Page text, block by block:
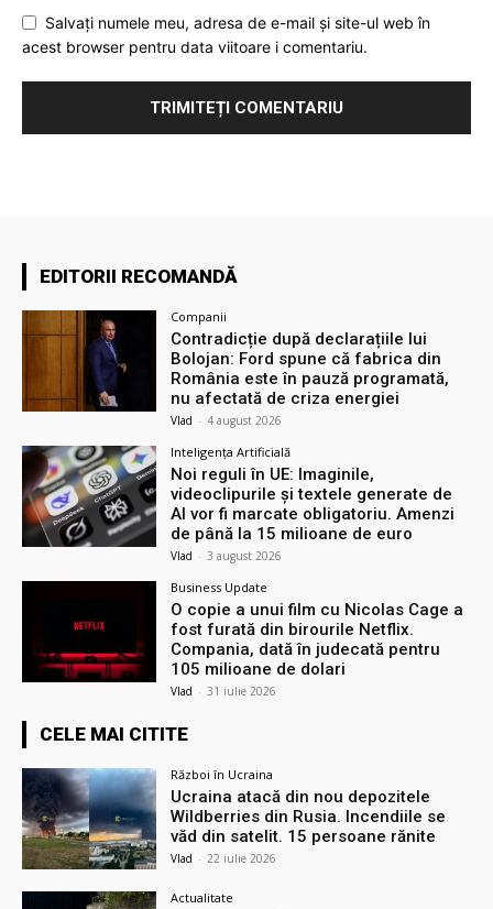
Salvați numele meu, adresa de e-mail și site-ul web în
acest browser pentru data viitoare i comentariu.
EDITORII RECOMANDĂ
Companii
Contradicție după declarațiile lui
Bolojan: Ford spune că fabrica din
România este în pauză programată,
nu afectată de criza energiei
Vlad - 4 august 2026
Inteligența Artificială
Noi reguli în UE: Imaginile,
videoclipurile și textele generate de
AI vor fi marcate obligatoriu. Amenzi
de până la 15 milioane de euro
Vlad - 3 august 2026
Business Update
O copie a unui film cu Nicolas Cage a
fost furată din birourile Netflix.
Compania, dată în judecată pentru
105 milioane de dolari
Vlad - 31 iulie 2026
CELE MAI CITITE
Război în Ucraina
Ucraina atacă din nou depozitele
Wildberries din Rusia. Incendiile se
văd din satelit. 15 persoane rănite
Vlad - 22 iulie 2026
Actualitate